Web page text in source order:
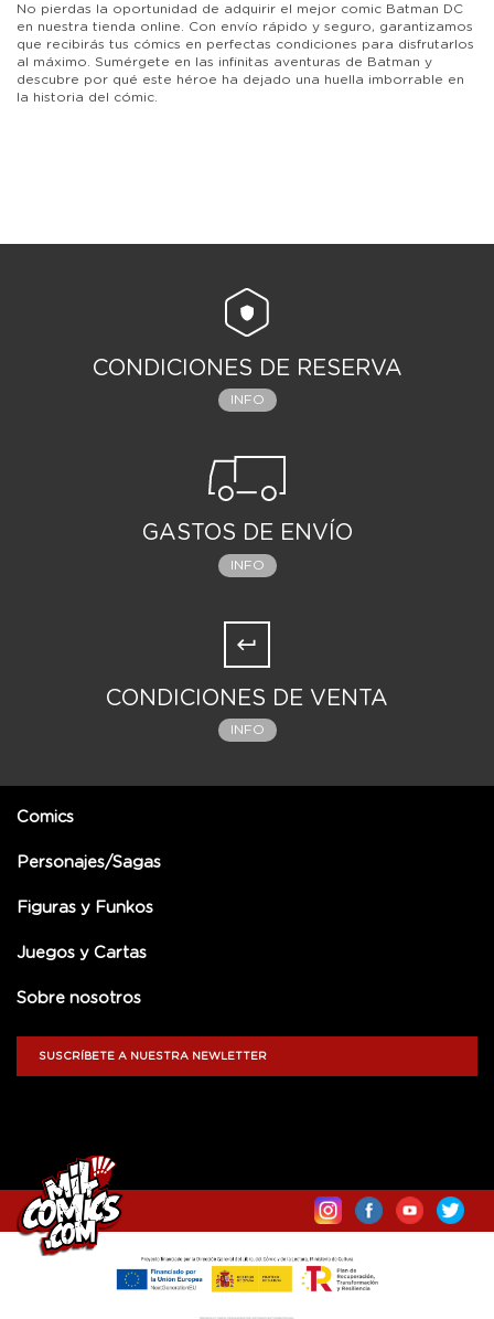
No pierdas la oportunidad de adquirir el mejor comic Batman DC
en nuestra tienda online. Con envío rápido y seguro, garantizamos
que recibirás tus cómics en perfectas condiciones para disfrutarlos
al máximo. Sumérgete en las infinitas aventuras de Batman y
descubre por qué este héroe ha dejado una huella imborrable en
la historia del cómic.
CONDICIONES DE RESERVA
INFO
GASTOS DE ENVÍO
INFO
CONDICIONES DE VENTA
INFO
Comics
Personajes/Sagas
Figuras y Funkos
Juegos y Cartas
Sobre nosotros
SUSCRÍBETE A NUESTRA NEWLETTER